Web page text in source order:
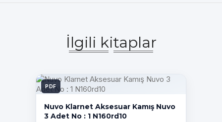
İlgili kitaplar
PDF
Nuvo Klarnet Aksesuar Kamış Nuvo
3 Adet No : 1 N160rd10